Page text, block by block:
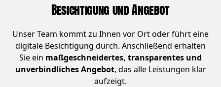
Besichtigung und Angebot
Unser Team kommt zu Ihnen vor Ort oder führt eine
digitale Besichtigung durch. Anschließend erhalten
Sie ein maßgeschneidertes, transparentes und
unverbindliches Angebot, das alle Leistungen klar
aufzeigt.